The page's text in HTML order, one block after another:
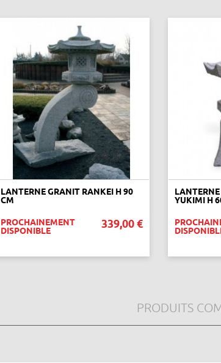
LANTERNE GRANIT RANKEI H 90
CM
PROCHAINEMENT
DISPONIBLE
339,00 €
YUKIMI H
PRODUITS